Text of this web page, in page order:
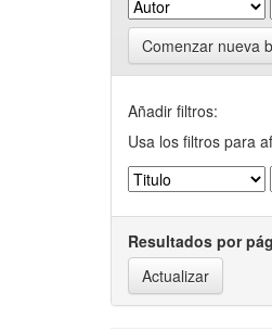
Comenzar nueva
Añadir filtros:
Usa los filtros para
Resultados por